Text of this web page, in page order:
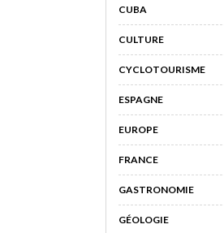
CUBA
CULTURE
CYCLOTOURISME
ESPAGNE
EUROPE
FRANCE
GASTRONOMIE
GÉOLOGIE